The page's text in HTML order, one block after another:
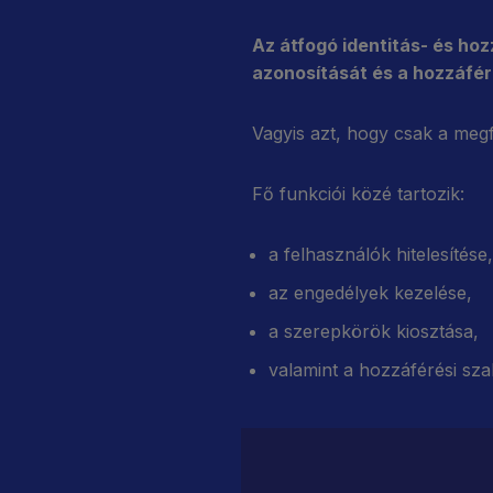
Az átfogó identitás- és
azonosítását és a
Vagyis azt, hogy csak a
Fő funkciói közé tartozik:
a felhasználók hitelesítése,
az engedélyek kezelése,
a szerepkörök kiosztása,
valamint a hozzáférési